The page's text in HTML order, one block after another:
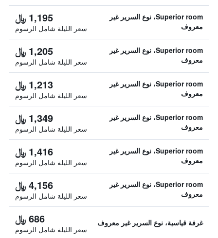
Superior room، نوع السرير غير
معروف
1,195 ﷼
سعر الليلة شامل الرسوم
Superior room، نوع السرير غير
معروف
1,205 ﷼
سعر الليلة شامل الرسوم
Superior room، نوع السرير غير
معروف
1,213 ﷼
سعر الليلة شامل الرسوم
Superior room، نوع السرير غير
معروف
1,349 ﷼
سعر الليلة شامل الرسوم
Superior room، نوع السرير غير
معروف
1,416 ﷼
سعر الليلة شامل الرسوم
Superior room، نوع السرير غير
معروف
4,156 ﷼
سعر الليلة شامل الرسوم
غرفة قياسية، نوع السرير غير معروف 686 ﷼
سعر الليلة شامل الرسوم